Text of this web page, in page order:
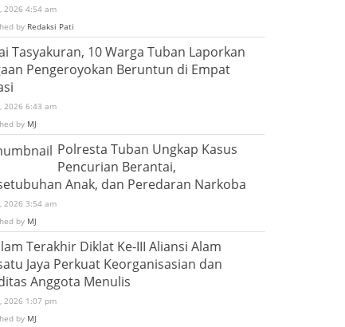
2026 4:54 am
by Redaksi Pati
Tasyakuran, 10 Warga Tuban Laporkan
Pengeroyokan Beruntun di Empat
2026 6:43 am
by MJ
Polresta Tuban Ungkap Kasus
Pencurian Berantai,
Anak, dan Peredaran Narkoba
2026 3:54 am
by MJ
Terakhir Diklat Ke-III Aliansi Alam
Jaya Perkuat Keorganisasian dan
Anggota Menulis
2026 1:07 pm
by MJ